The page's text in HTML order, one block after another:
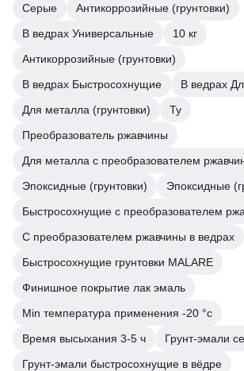
Серые
Антикоррозийные (грунтовки)
В ведрах Универсальные
10 кг
Антикоррозийные (грунтовки)
В ведрах Быстросохнущие
В ведрах
Для металла (грунтовки)
Ту
Преобразователь ржавчины
Для металла с преобразователем
Эпоксидные (грунтовки)
Эпоксидные
Быстросохнущие с преобразователем
С преобразователем ржавчины в ведрах
Быстросохнущие грунтовки MALARE
Финишное покрытие лак эмаль
Min температура применения -20 °с
Время высыхания 3-5 ч
Грунт-эмали
Грунт-эмали быстросохнущие в вёдре